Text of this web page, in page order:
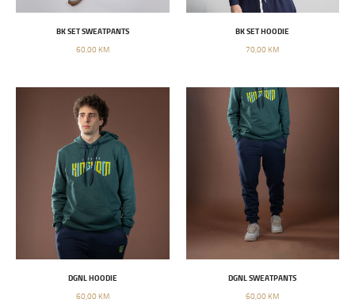
BK SET SWEATPANTS
60,00 KM
BK SET HOODIE
70,00 KM
DGNL HOODIE
60,00 KM
DGNL SWEATPANTS
60,00 KM